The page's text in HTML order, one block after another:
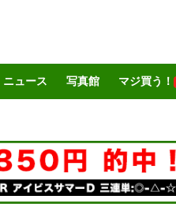
ニュース 写真館 マジ買う！